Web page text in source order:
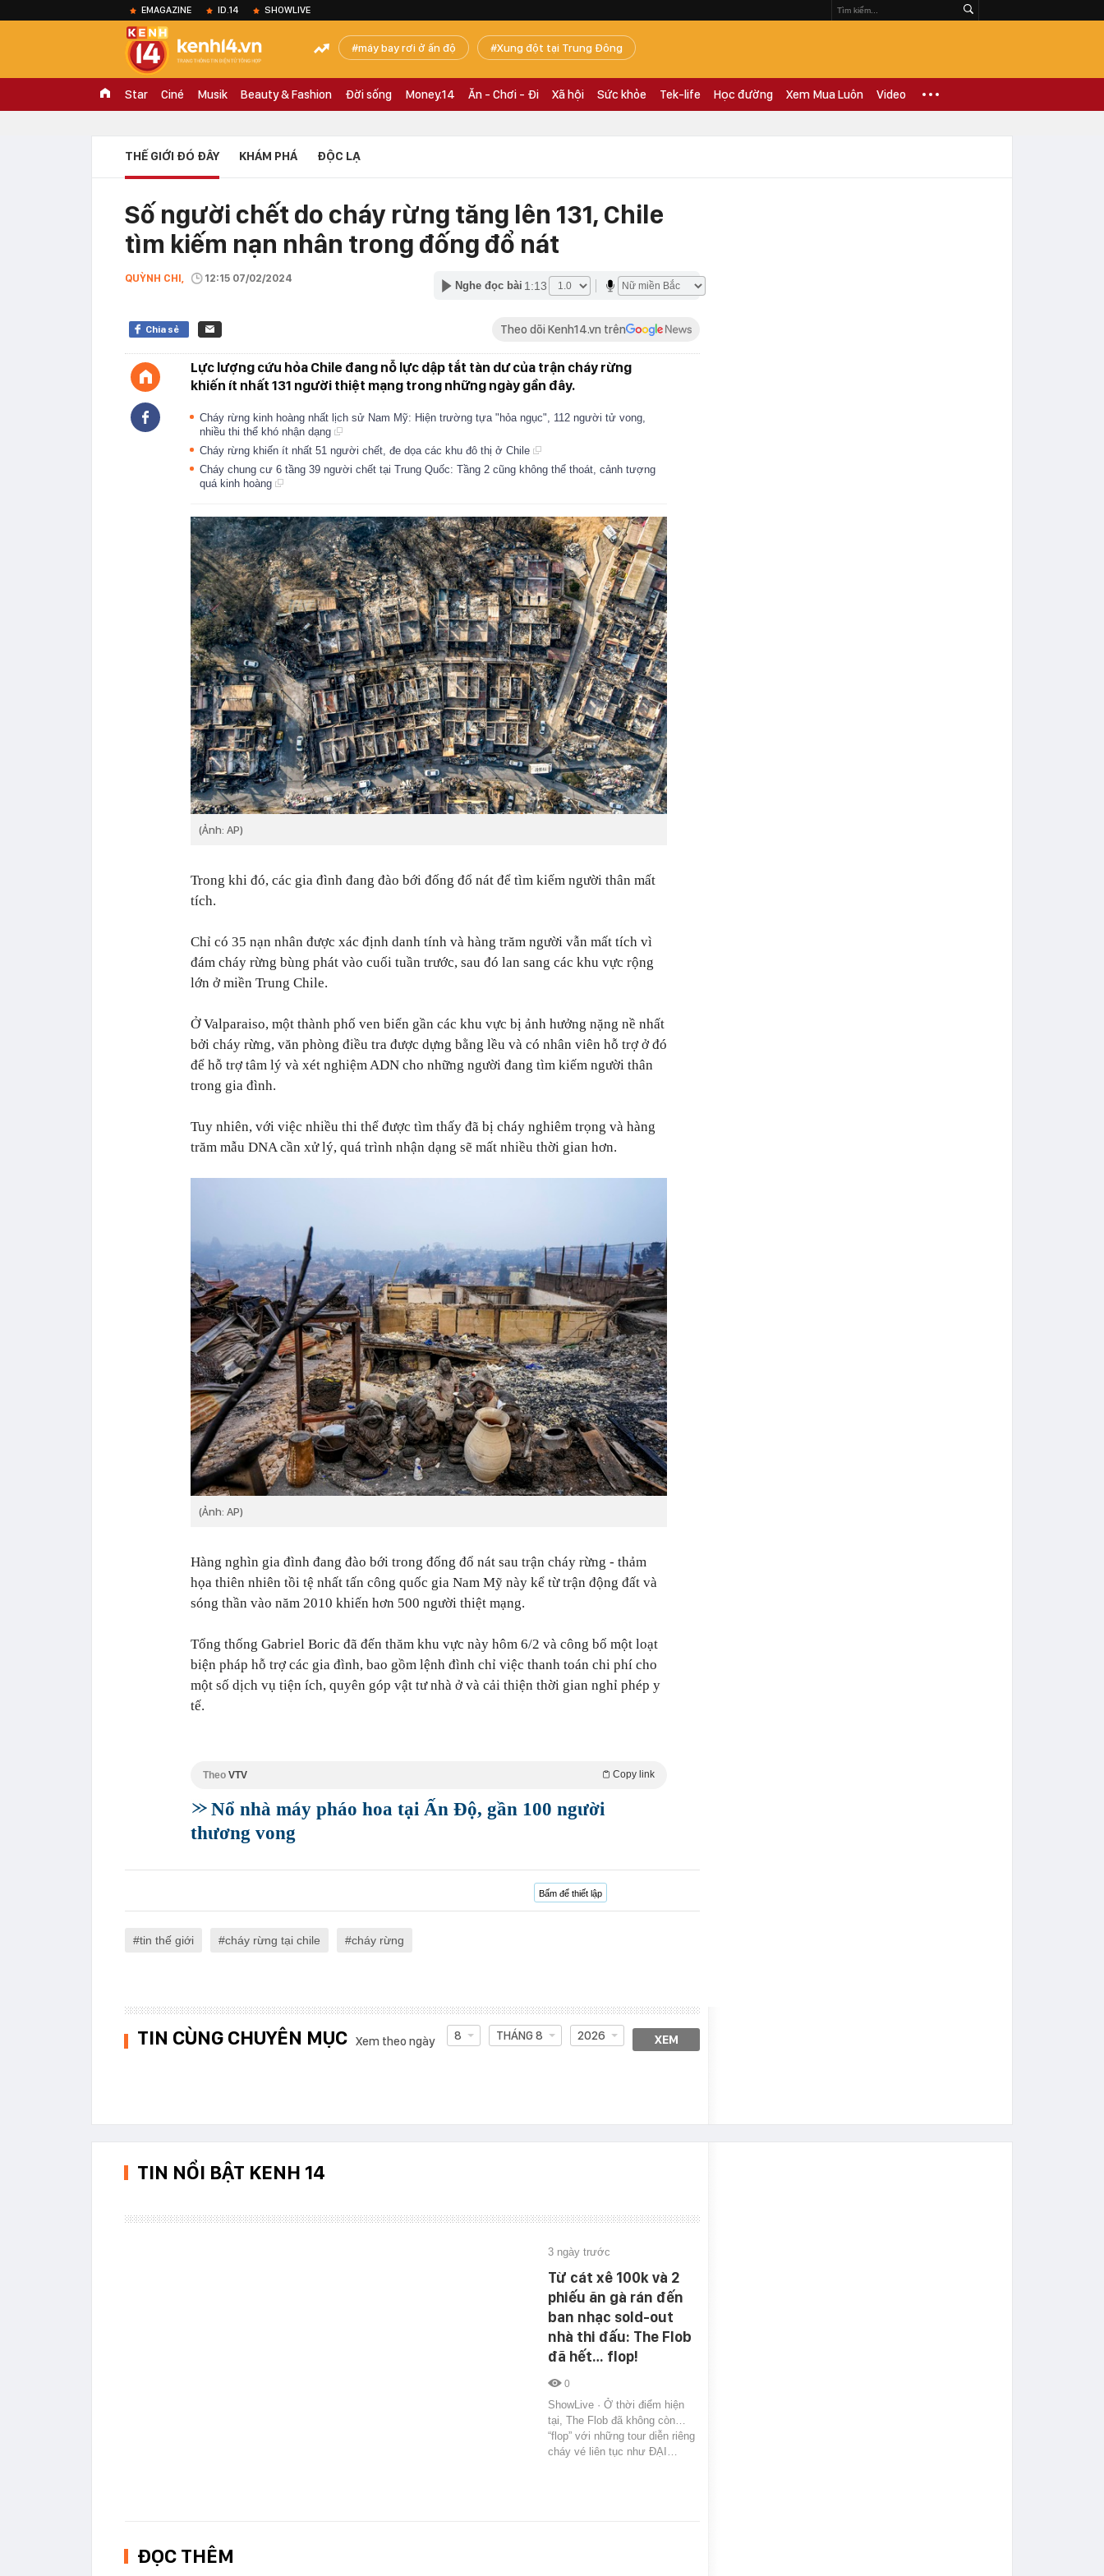
EMAGAZINE ID.14 SHOWLIVE
máy bay rơi ở ấn độ Xung đột tại Trung Đông
Star Ciné Musik Beauty & Fashion Đời sống Money.14 Ăn - Chơi - Đi Xã hội Sức khỏe Tek-life Học đường Xem Mua Luôn Video
THẾ GIỚI ĐÓ ĐÂY KHÁM PHÁ ĐỘC LẠ
Số người chết do cháy rừng tăng lên 131, Chile
tìm kiếm nạn nhân trong đống đổ nát
QUỲNH CHI, 12:15 07/02/2024
Nghe đọc bài 1:13
Chia sẻ Theo dõi Kenh14.vn trên
Lực lượng cứu hỏa Chile đang nỗ lực dập tắt tàn dư của trận cháy rừng
khiến ít nhất 131 người thiệt mạng trong những ngày gần đây.
Cháy rừng kinh hoàng nhất lịch sử Nam Mỹ: Hiện trường tựa "hỏa ngục", 112 người tử vong,
nhiều thi thể khó nhận dạng
Cháy rừng khiến ít nhất 51 người chết, đe dọa các khu đô thị ở Chile
Cháy chung cư 6 tầng 39 người chết tại Trung Quốc: Tầng 2 cũng không thể thoát, cảnh tượng
quá kinh hoàng
(Ảnh: AP)
Trong khi đó, các gia đình đang đào bới đống đổ nát để tìm kiếm người thân mất
tích.
Chỉ có 35 nạn nhân được xác định danh tính và hàng trăm người vẫn mất tích vì
đám cháy rừng bùng phát vào cuối tuần trước, sau đó lan sang các khu vực rộng
lớn ở miền Trung Chile.
Ở Valparaiso, một thành phố ven biển gần các khu vực bị ảnh hưởng nặng nề nhất
bởi cháy rừng, văn phòng điều tra được dựng bằng lều và có nhân viên hỗ trợ ở đó
để hỗ trợ tâm lý và xét nghiệm ADN cho những người đang tìm kiếm người thân
trong gia đình.
Tuy nhiên, với việc nhiều thi thể được tìm thấy đã bị cháy nghiêm trọng và hàng
trăm mẫu DNA cần xử lý, quá trình nhận dạng sẽ mất nhiều thời gian hơn.
(Ảnh: AP)
Hàng nghìn gia đình đang đào bới trong đống đổ nát sau trận cháy rừng - thảm
họa thiên nhiên tồi tệ nhất tấn công quốc gia Nam Mỹ này kể từ trận động đất và
sóng thần vào năm 2010 khiến hơn 500 người thiệt mạng.
Tổng thống Gabriel Boric đã đến thăm khu vực này hôm 6/2 và công bố một loạt
biện pháp hỗ trợ các gia đình, bao gồm lệnh đình chỉ việc thanh toán chi phí cho
một số dịch vụ tiện ích, quyên góp vật tư nhà ở và cải thiện thời gian nghỉ phép y
tế.
Theo VTV Copy link
Nổ nhà máy pháo hoa tại Ấn Độ, gần 100 người
thương vong
Bấm để thiết lập
tin thế giới cháy rừng tại chile cháy rừng
TIN CÙNG CHUYÊN MỤC Xem theo ngày 8 THÁNG 8 2026 XEM
TIN NỔI BẬT KENH 14
3 ngày trước
Từ cát xê 100k và 2
phiếu ăn gà rán đến
ban nhạc sold-out
nhà thi đấu: The Flob
đã hết… flop!
0
ShowLive · Ở thời điểm hiện
tại, The Flob đã không còn…
“flop” với những tour diễn riêng
cháy vé liên tục như ĐẠI…
ĐỌC THÊM